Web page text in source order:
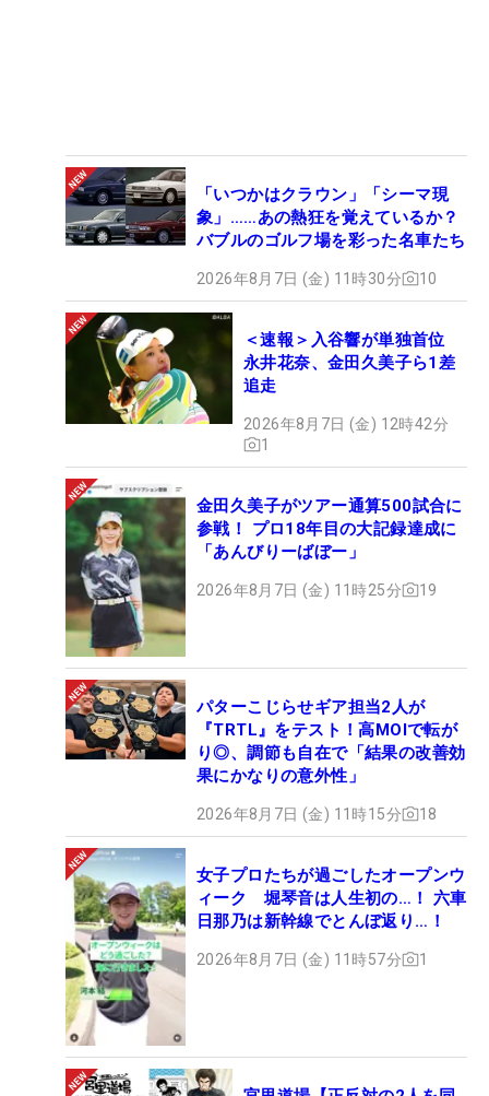
「いつかはクラウン」「シーマ現
象」……あの熱狂を覚えているか？
バブルのゴルフ場を彩った名車たち
2026年8月7日 (金) 11時30分 10
＜速報＞入谷響が単独首位
永井花奈、金田久美子ら1差
追走
2026年8月7日 (金) 12時42分
1
金田久美子がツアー通算500試合に
参戦！ プロ18年目の大記録達成に
「あんびりーばぼー」
2026年8月7日 (金) 11時25分 19
パターこじらせギア担当2人が
『TRTL』をテスト！高MOIで転が
り◎、調節も自在で「結果の改善効
果にかなりの意外性」
2026年8月7日 (金) 11時15分 18
女子プロたちが過ごしたオープンウ
ィーク 堀琴音は人生初の…！ 六車
日那乃は新幹線でとんぼ返り…！
2026年8月7日 (金) 11時57分 1